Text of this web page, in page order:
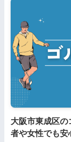
大阪市東成区
者や女性でも